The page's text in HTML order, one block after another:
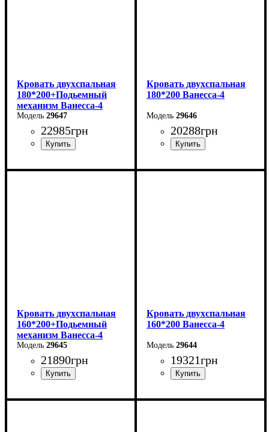
Кровать двухспальная
180*200+Подьемный
механизм Ванесса-4
29647
22985грн
Ширина: 226 см
Кровать двухспальная
180*200 Ванесса-4
29646
20288грн
Ширина: 226 см
Кровать двухспальная
160*200+Подьемный
механизм Ванесса-4
29645
21890грн
Ширина: 186 см
Кровать двухспальная
160*200 Ванесса-4
29644
19321грн
Ширина: 186 см